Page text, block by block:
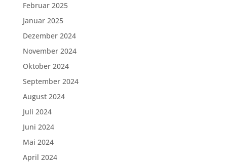
Februar 2025
Januar 2025
Dezember 2024
November 2024
Oktober 2024
September 2024
August 2024
Juli 2024
Juni 2024
Mai 2024
April 2024